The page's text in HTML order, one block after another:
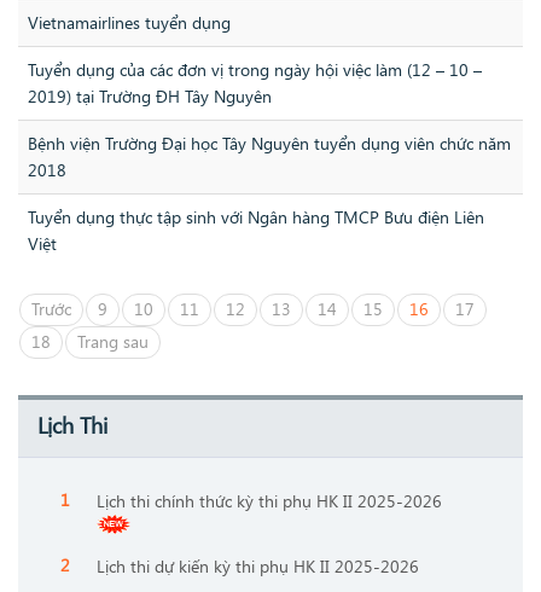
Vietnamairlines tuyển dụng
Tuyển dụng của các đơn vị trong ngày hội việc làm (12 – 10 –
2019) tại Trường ĐH Tây Nguyên
Bệnh viện Trường Đại học Tây Nguyên tuyển dụng viên chức năm
2018
Tuyển dụng thực tập sinh với Ngân hàng TMCP Bưu điện Liên
Việt
Trước 9 10 11 12 13 14 15 16
17
18
Trang sau
Lịch Thi
Lịch thi chính thức kỳ thi phụ HK II 2025-2026
Lịch thi dự kiến kỳ thi phụ HK II 2025-2026